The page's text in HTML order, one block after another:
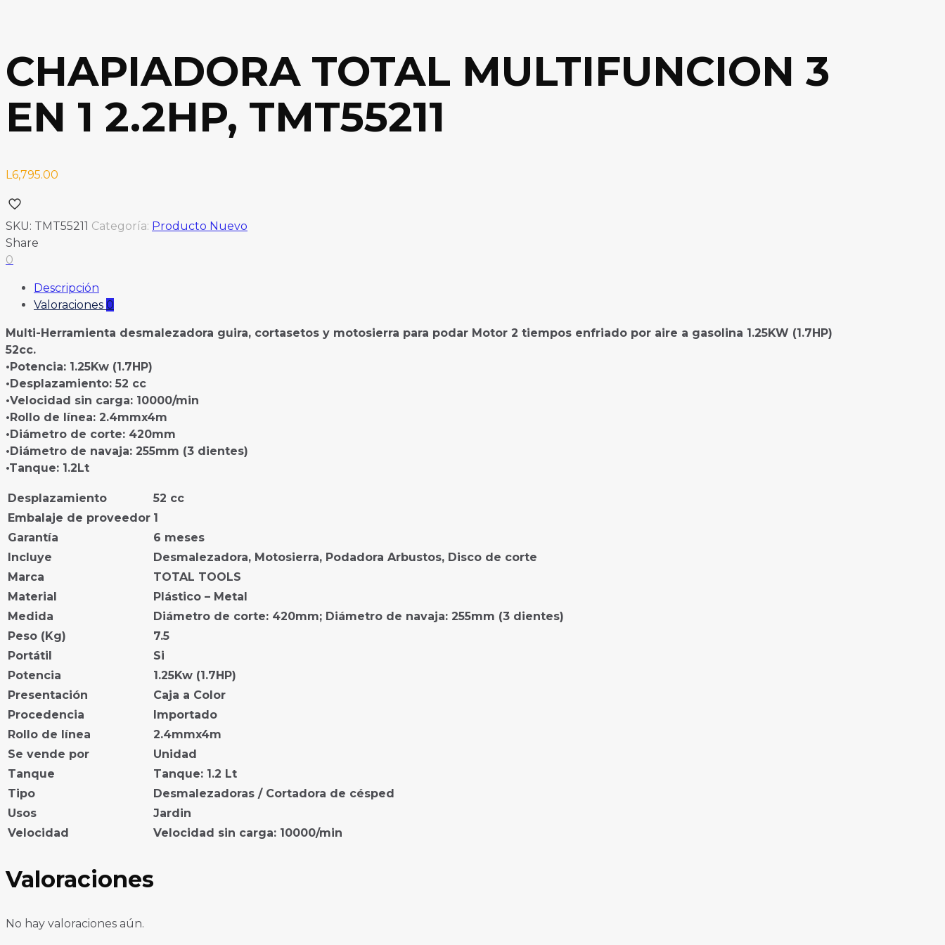
CHAPIADORA TOTAL MULTIFUNCION 3
EN 1 2.2HP, TMT55211
L6,795.00
SKU: TMT55211 Categoría: Producto Nuevo
Share
0
Descripción
Valoraciones 0
Multi-Herramienta desmalezadora guira, cortasetos y motosierra para podar Motor 2 tiempos enfriado por aire a gasolina 1.25KW (1.7HP)
52cc.
•Potencia: 1.25Kw (1.7HP)
•Desplazamiento: 52 cc
•Velocidad sin carga: 10000/min
•Rollo de línea: 2.4mmx4m
•Diámetro de corte: 420mm
•Diámetro de navaja: 255mm (3 dientes)
•Tanque: 1.2Lt
Desplazamiento
52 cc
Embalaje de proveedor 1
Garantía
6 meses
Incluye
Desmalezadora, Motosierra, Podadora Arbustos, Disco de corte
Marca
TOTAL TOOLS
Material
Plástico – Metal
Medida
Diámetro de corte: 420mm; Diámetro de navaja: 255mm (3 dientes)
Peso (Kg)
7.5
Portátil
Si
Potencia
1.25Kw (1.7HP)
Presentación
Caja a Color
Procedencia
Importado
Rollo de línea
2.4mmx4m
Se vende por
Unidad
Tanque
Tanque: 1.2 Lt
Tipo
Desmalezadoras / Cortadora de césped
Usos
Jardin
Velocidad
Velocidad sin carga: 10000/min
Valoraciones
No hay valoraciones aún.